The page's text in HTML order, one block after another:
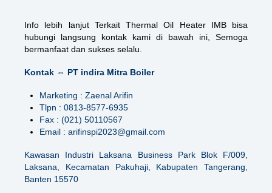
Info lebih lanjut Terkait Thermal Oil Heater IMB bisa
hubungi langsung kontak kami di bawah ini, Semoga
bermanfaat dan sukses selalu.
Kontak ⇔ PT indira Mitra Boiler
Marketing : Zaenal Arifin
Tlpn : 0813-8577-6935
Fax : (021) 50110567
Email : arifinspi2023@gmail.com
Kawasan Industri Laksana Business Park Blok F/009,
Laksana, Kecamatan Pakuhaji, Kabupaten Tangerang,
Banten 15570